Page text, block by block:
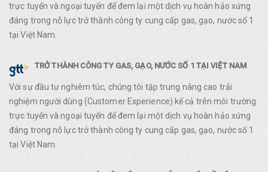
trực tuyến và ngoại tuyến để đem lại một dịch vụ hoàn hảo xứng
đáng trong nỗ lực trở thành công ty cung cấp gas, gạo, nước số 1
tại Việt Nam.
TRỞ THÀNH CÔNG TY GAS, GẠO, NƯỚC SỐ 1 TẠI VIỆT NAM
Với sự đầu tư nghiêm túc, chúng tôi tập trung nâng cao trải
nghiệm người dùng (Customer Experience) kể cả trên môi trường
trực tuyến và ngoại tuyến để đem lại một dịch vụ hoàn hảo xứng
đáng trong nỗ lực trở thành công ty cung cấp gas, gạo, nước số 1
tại Việt Nam.